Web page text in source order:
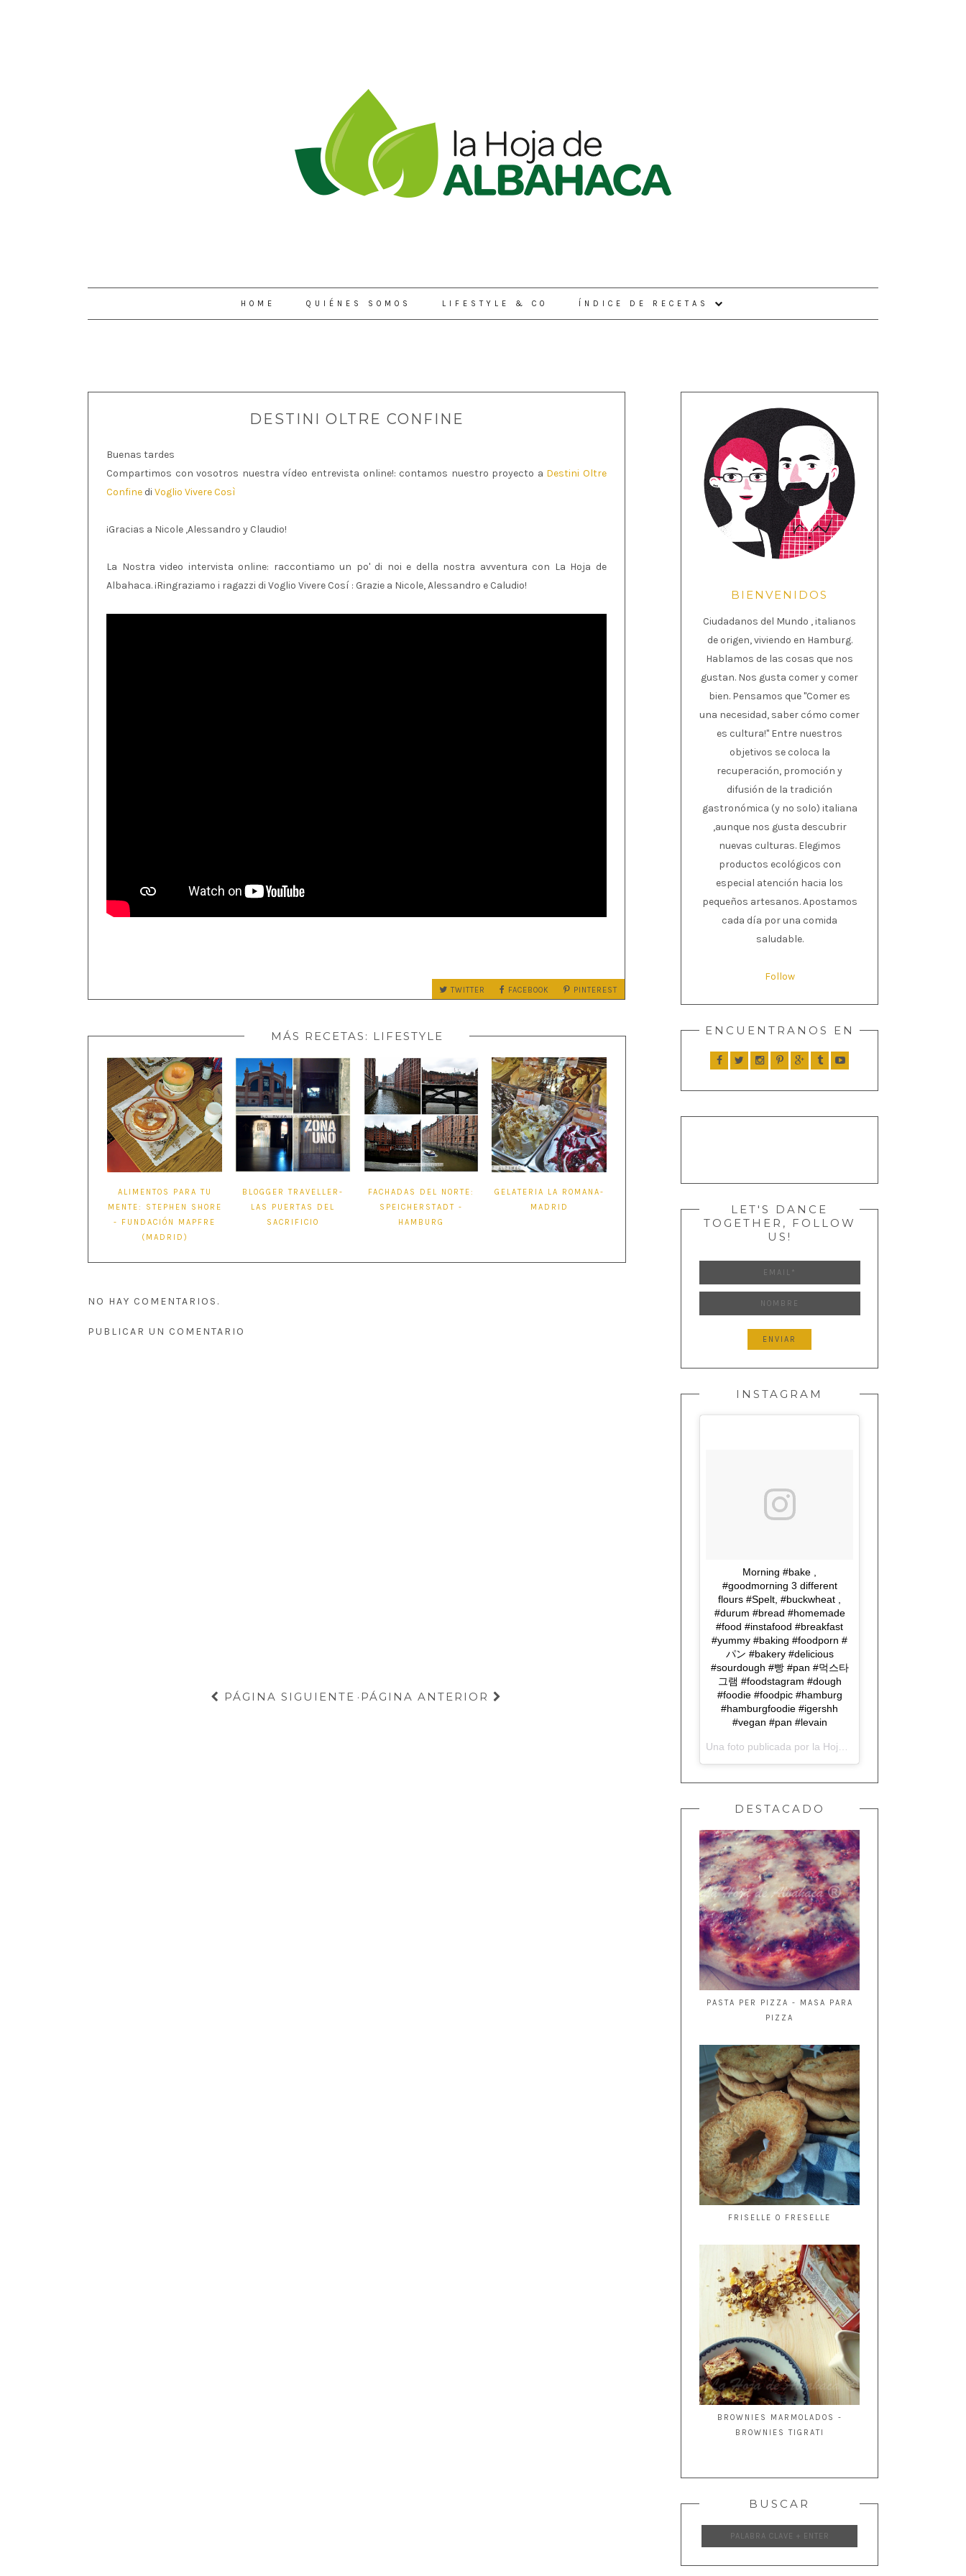
HOME QUIÉNES SOMOS LIFESTYLE & CO ÍNDICE DE RECETAS
DESTINI OLTRE CONFINE
Buenas tardes
Compartimos con vosotros nuestra vídeo entrevista online!: contamos nuestro proyecto a Destini Oltre
Confine di Voglio Vivere Così
¡Gracias a Nicole ,Alessandro y Claudio!
La Nostra video intervista online: raccontiamo un po' di noi e della nostra avventura con La Hoja de
Albahaca. ¡Ringraziamo i ragazzi di Voglio Vivere Cosí : Grazie a Nicole, Alessandro e Caludio!
TWITTER FACEBOOK PINTEREST
MÁS RECETAS: LIFESTYLE
ALIMENTOS PARA TU
MENTE: STEPHEN SHORE
- FUNDACIÓN MAPFRE
(MADRID)
BLOGGER TRAVELLER-
LAS PUERTAS DEL
SACRIFICIO
FACHADAS DEL NORTE:
SPEICHERSTADT -
HAMBURG
GELATERIA LA ROMANA-
MADRID
NO HAY COMENTARIOS.
PUBLICAR UN COMENTARIO
PÁGINA SIGUIENTE · PÁGINA ANTERIOR
BIENVENIDOS
Ciudadanos del Mundo , italianos
de origen, viviendo en Hamburg.
Hablamos de las cosas que nos
gustan. Nos gusta comer y comer
bien. Pensamos que "Comer es
una necesidad, saber cómo comer
es cultura!" Entre nuestros
objetivos se coloca la
recuperación, promoción y
difusión de la tradición
gastronómica (y no solo) italiana
,aunque nos gusta descubrir
nuevas culturas. Elegimos
productos ecológicos con
especial atención hacia los
pequeños artesanos. Apostamos
cada día por una comida
saludable.
Follow
ENCUENTRANOS EN
LET'S DANCE
TOGETHER, FOLLOW
US!
INSTAGRAM
Morning #bake ,
#goodmorning 3 different
flours #Spelt, #buckwheat ,
#durum #bread #homemade
#food #instafood #breakfast
#yummy #baking #foodporn #
パン #bakery #delicious
#sourdough #빵 #pan #먹스타
그램 #foodstagram #dough
#foodie #foodpic #hamburg
#hamburgfoodie #igershh
#vegan #pan #levain
Una foto publicada por la Hoja de Albahaca (@lahojadealbahaca) el
DESTACADO
PASTA PER PIZZA - MASA PARA
PIZZA
FRISELLE O FRESELLE
BROWNIES MARMOLADOS -
BROWNIES TIGRATI
BUSCAR